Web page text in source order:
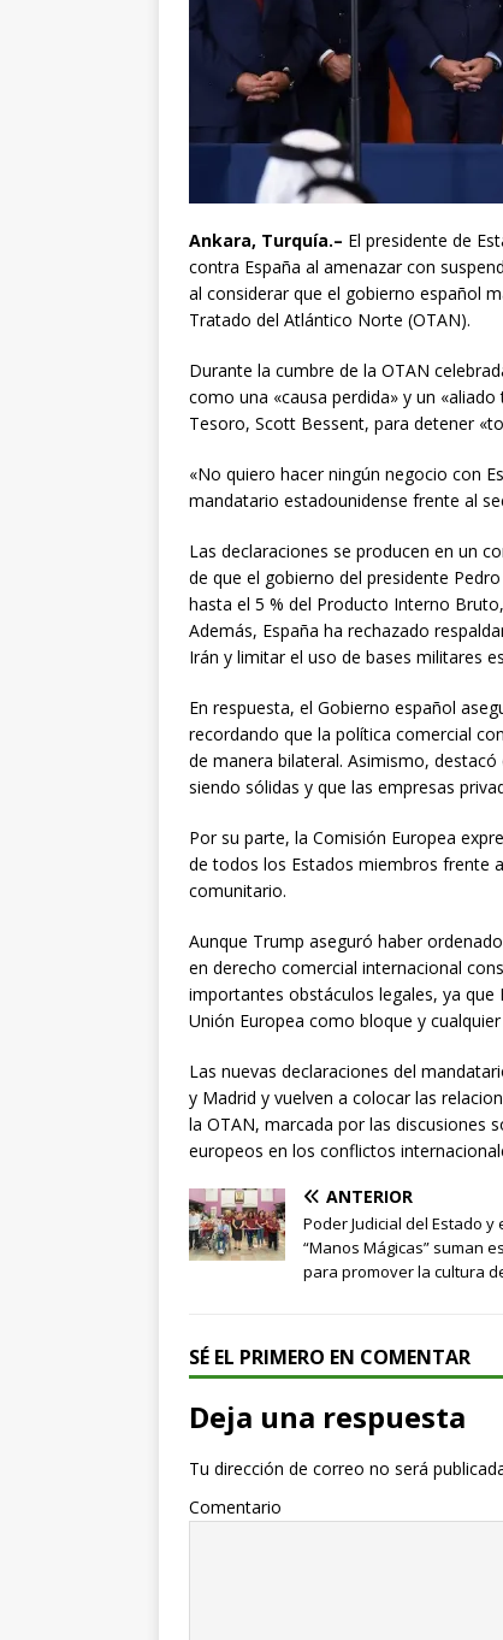
Ankara, Turquía.– El presidente de
contra España al amenazar con
al considerar que el gobierno español
Tratado del Atlántico Norte (OTAN).
Durante la cumbre de la OTAN
como una «causa perdida» y un
Tesoro, Scott Bessent, para detener
«No quiero hacer ningún negocio con
mandatario estadounidense frente al
Las declaraciones se producen en un
de que el gobierno del presidente
hasta el 5 % del Producto Interno
Además, España ha rechazado
Irán y limitar el uso de bases militares
En respuesta, el Gobierno español
recordando que la política comercial
de manera bilateral. Asimismo,
siendo sólidas y que las empresas
Por su parte, la Comisión Europea
de todos los Estados miembros frente
comunitario.
Aunque Trump aseguró haber
en derecho comercial internacional
importantes obstáculos legales, ya
Unión Europea como bloque y
Las nuevas declaraciones del
y Madrid y vuelven a colocar las
la OTAN, marcada por las discusiones
europeos en los conflictos
ANTERIOR
Poder Judicial del Estado y
“Manos Mágicas” suman
para promover la cultura
SÉ EL PRIMERO EN COMENTAR
Deja una respuesta
Tu dirección de correo no será
Comentario